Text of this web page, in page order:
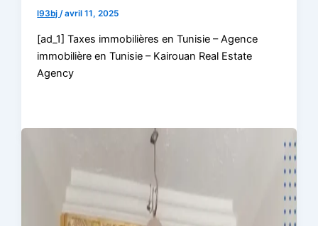
l93bj/avril 11, 2025
[ad_1] Taxes immobilières en Tunisie – Agence
immobilière en Tunisie – Kairouan Real Estate
Agency